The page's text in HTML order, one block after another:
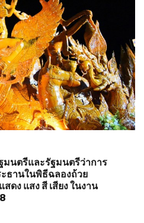
นตรีและรัฐมนตรีว่าการ
ธานในพิธีฉลองถ้วย
ดง แสง สี เสียง ในงาน